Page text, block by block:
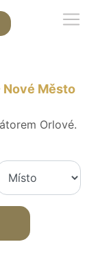
Nové Město
Orlové.